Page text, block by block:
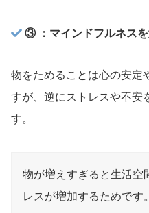
③ ：マインドフルネス
物をためることは心の安定
すが、逆にストレスや不安
す。
物が増えすぎると生活空
レスが増加するためです。